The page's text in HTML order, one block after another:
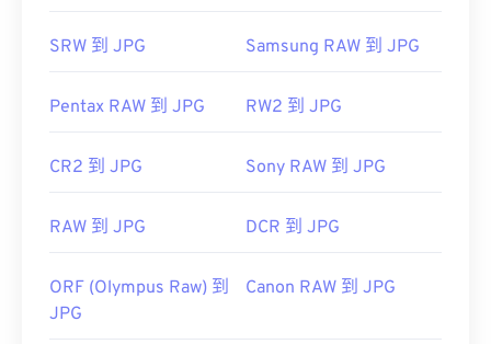
https://en.wikipedia.org/wiki/JPEG
開發者： 聯合圖像專家群組
使用我們的顏色選擇器 從映像中擷取顏色
SRW 到 JPG Samsung RAW 到 JPG
Pentax RAW 到 JPG RW2 到 JPG
CR2 到 JPG Sony RAW 到 JPG
RAW 到 JPG DCR 到 JPG
ORF (Olympus Raw) 到
JPG
Canon RAW 到 JPG